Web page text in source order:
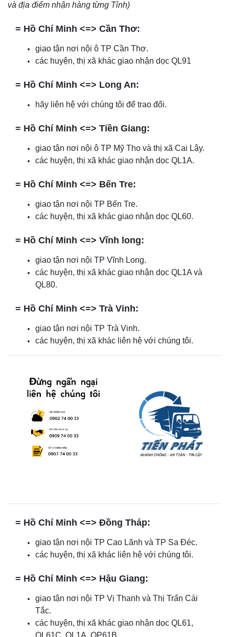
và địa điểm nhận hàng từng Tỉnh)
= Hồ Chí Minh <=> Cần Thơ:
giao tận nơi nội ô TP Cần Thơ.
các huyện, thị xã khác giao nhận dọc QL91
= Hồ Chí Minh <=> Long An:
hãy liên hệ với chúng tôi để trao đổi.
= Hồ Chí Minh <=> Tiền Giang:
giao tận nơi nội ô TP Mỹ Tho và thị xã Cai Lậy.
các huyện, thị xã khác giao nhận dọc QL1A.
= Hồ Chí Minh <=> Bến Tre:
giao tận nơi nội TP Bến Tre.
các huyện, thị xã khác giao nhận dọc QL60.
= Hồ Chí Minh <=> Vĩnh long:
giao tận nơi nội TP Vĩnh Long.
các huyện, thị xã khác giao nhận dọc QL1A và
QL80.
= Hồ Chí Minh <=> Trà Vinh:
giao tận nơi nội TP Trà Vinh.
các huyện, thị xã khác liên hệ với chúng tôi.
= Hồ Chí Minh <=> Đồng Tháp:
giao tận nơi nội TP Cao Lãnh và TP Sa Đéc.
các huyện, thị xã khác liên hệ với chúng tôi.
= Hồ Chí Minh <=> Hậu Giang:
giao tận nơi nội TP Vị Thanh và Thị Trấn Cái
Tắc.
các huyện, thị xã khác giao nhận dọc QL61,
QL61C, QL1A, QP61B.